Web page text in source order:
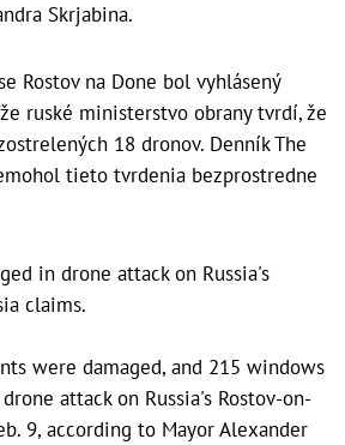
Skrjabina.
Rostov na Done bol vyhlásený
ruské ministerstvo obrany tvrdí, že
18 dronov. Denník The
tieto tvrdenia bezprostredne
in drone attack on Russia's
claims.
were damaged, and 215 windows
attack on Russia's Rostov-on-
9, according to Mayor Alexander